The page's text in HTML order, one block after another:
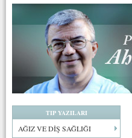
TIP YAZILARI
AĞIZ VE DİŞ SAĞLIĞI